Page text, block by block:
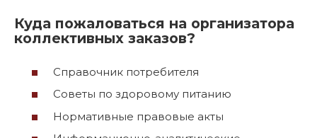
Куда пожаловаться на организатора
коллективных заказов?
Справочник потребителя
Советы по здоровому питанию
Нормативные правовые акты